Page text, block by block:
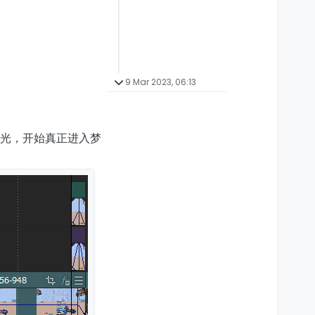
，开始真正进入梦
9 Mar 2023, 06:13